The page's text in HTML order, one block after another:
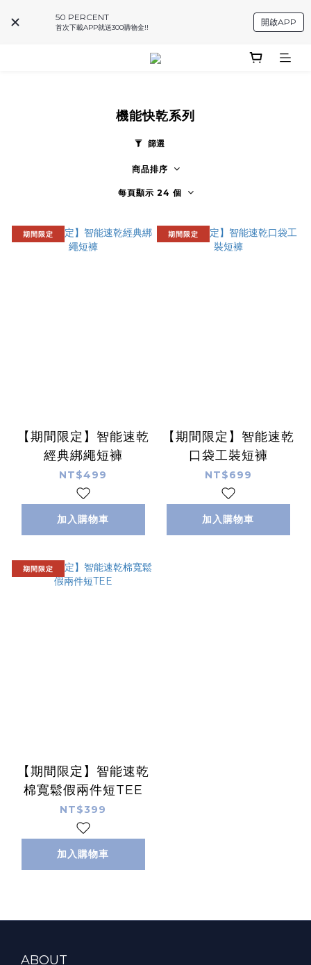
50 PERCENT
首次下載APP就送300購物金!!
開啟APP
機能快乾系列
篩選
商品排序
每頁顯示 24 個
期間限定
【期間限定】智能速乾
經典綁繩短褲
NT$499
加入購物車
期間限定
【期間限定】智能速乾
口袋工裝短褲
NT$699
加入購物車
期間限定
【期間限定】智能速乾
棉寬鬆假兩件短TEE
NT$399
加入購物車
ABOUT